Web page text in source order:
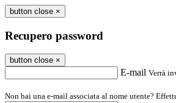
button close ×
Recupero password
button close ×
E-mail Verrà
Non hai una e-mail associata al nome utente?